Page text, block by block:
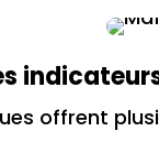
offrent